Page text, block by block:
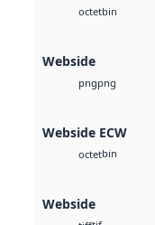
octetbin
Webside
pngpng
Webside ECW
octetbin
Webside